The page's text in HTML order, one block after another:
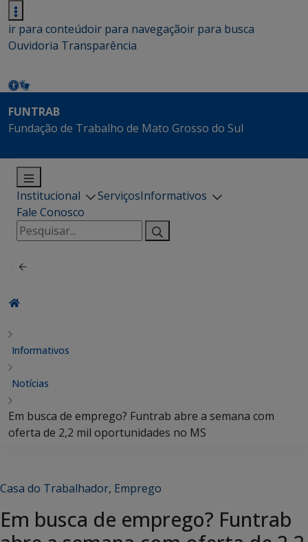
ir para conteúdoir para navegaçãoir para busca
Ouvidoria Transparência
FUNTRAB
Fundação de Trabalho de Mato Grosso do Sul
Institucional ServiçosInformativos
Fale Conosco
Pesquisar
por:
Informativos
Notícias
Em busca de emprego? Funtrab abre a semana com
oferta de 2,2 mil oportunidades no MS
Casa do Trabalhador, Emprego
Em busca de emprego? Funtrab